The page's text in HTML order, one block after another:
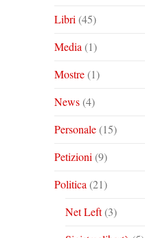
Libri (45)
Media (1)
Mostre(1)
News(4)
Personale(15)
Petizioni (9)
Politica (21)
Net Left(3)